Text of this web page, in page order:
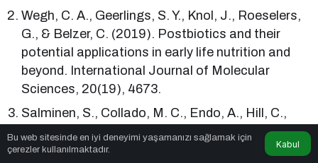
Wegh, C. A., Geerlings, S. Y., Knol, J., Roeselers,
G., & Belzer, C. (2019). Postbiotics and their
potential applications in early life nutrition and
beyond. International Journal of Molecular
Sciences, 20(19), 4673.
Salminen, S., Collado, M. C., Endo, A., Hill, C.,
Lebeer, S., Quigley, E. M., … & Vinderola, G.
(2021). The International Scientific Association
Bu web sitesinde en iyi deneyimi yaşamanızı sağlamak için
çerezler kullanılmaktadır.
Kabul